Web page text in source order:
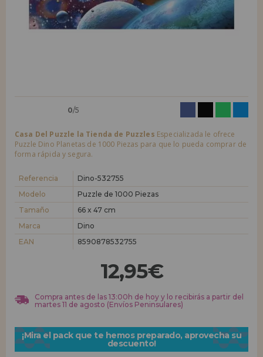
LIQUIDACIONES
Quiero registrarme como
nuevo cliente
Quiero registrarme como
nuevo distribuidor
¿Eres Profesional o Empresa?. ¿Quieres vender en tu negocio
condiciones de ventas con descuentos especiales para la distribución.
0/5
Casa Del Puzzle la Tienda de Puzzles Especializada le ofrece
Puzzle Dino Planetas de 1000 Piezas para que lo pueda comprar de
forma rápida y segura.
Referencia
Dino-532755
Modelo
Puzzle de 1000 Piezas
Tamaño
66 x 47 cm
Marca
Dino
EAN
8590878532755
12,95€
Compra antes de las 13:00h de hoy y lo recibirás a partir del
martes 11 de agosto (Envíos Peninsulares)
¡Mira el pack que te hemos preparado, aprovecha su
descuento!